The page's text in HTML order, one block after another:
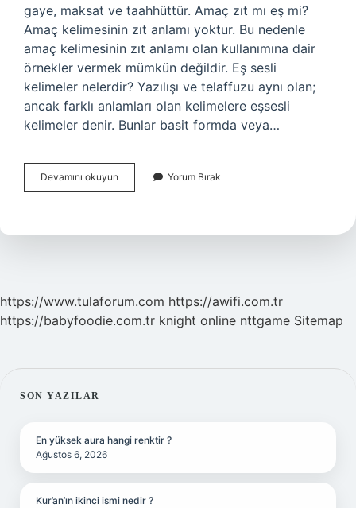
gaye, maksat ve taahhüttür. Amaç zıt mı eş mi?
Amaç kelimesinin zıt anlamı yoktur. Bu nedenle
amaç kelimesinin zıt anlamı olan kullanımına dair
örnekler vermek mümkün değildir. Eş sesli
kelimeler nelerdir? Yazılışı ve telaffuzu aynı olan;
ancak farklı anlamları olan kelimelere eşsesli
kelimeler denir. Bunlar basit formda veya…
Devamını okuyun
Eş
Yorum Bırak
https://www.tulaforum.com https://awifi.com.tr
https://babyfoodie.com.tr knight online nttgame Sitemap
SIDEBAR
SON YAZILAR
En yüksek aura hangi renktir ?
Ağustos 6, 2026
Kur’an’ın ikinci ismi nedir ?